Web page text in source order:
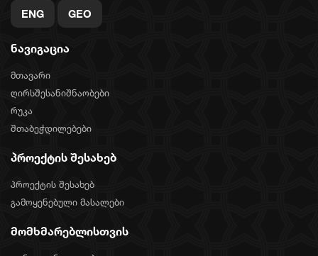
ნავიგაცია
მთავარი
ღირსშესანიშნაობები
რუკა
შთაბეჭდილებები
პროექტის შესახებ
პროექტის შესახებ
გამოყენებული მასალები
მომხმარებლისთვის
ENG GEO